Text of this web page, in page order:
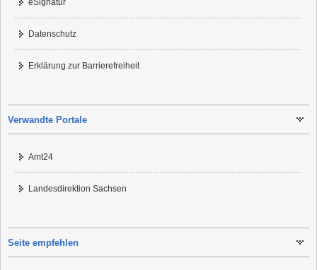
Datenschutz
Erklärung zur Barrierefreiheit
Verwandte Portale
Amt24
Landesdirektion Sachsen
Seite empfehlen